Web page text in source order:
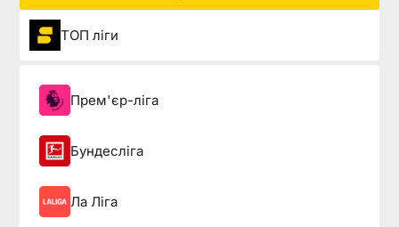
ТОП ліги
Прем'єр-ліга
Бундесліга
Ла Ліга